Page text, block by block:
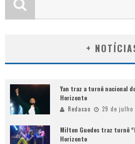
+
Yan traz a turnê nacional
Horizonte
Redacao 29 de julho
Milton Guedes traz turnê
Horizonte